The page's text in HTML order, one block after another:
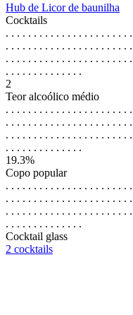
Hub de Licor de baunilha
Cocktails
. . . . . . . . . . . . . . . . . . . . . .
. . . . . . . . . . . . . . . . . . . . . .
. . . . . . . . . . . . . . . . . . . . . .
. . . . . . . . . . . . . .
2
Teor alcoólico médio
. . . . . . . . . . . . . . . . . . . . . .
. . . . . . . . . . . . . . . . . . . . . .
. . . . . . . . . . . . . . . . . . . . . .
. . . . . . . . . . . . . .
19.3%
Copo popular
. . . . . . . . . . . . . . . . . . . . . .
. . . . . . . . . . . . . . . . . . . . . .
. . . . . . . . . . . . . . . . . . . . . .
. . . . . . . . . . . . . .
Cocktail glass
2 cocktails